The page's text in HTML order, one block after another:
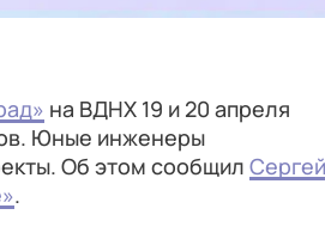
на ВДНХ 19 и 20 апреля
Юные инженеры
Об этом сообщил Сергей
.